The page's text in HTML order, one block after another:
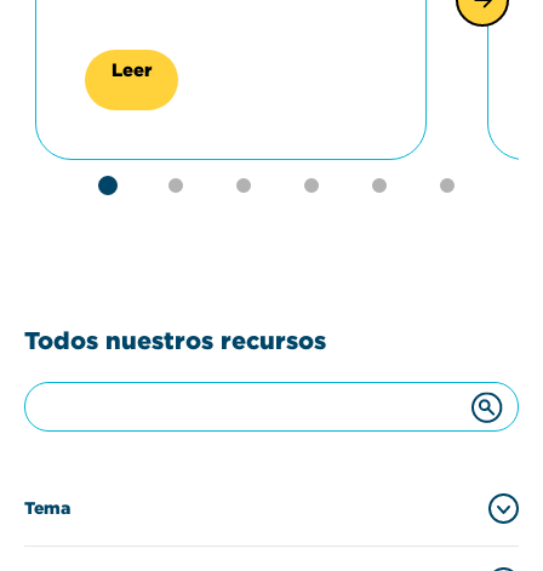
Leer
Todos nuestros recursos
Tema